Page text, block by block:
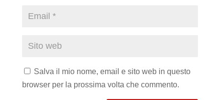
Salva il mio nome, email e sito web in questo
browser per la prossima volta che commento.